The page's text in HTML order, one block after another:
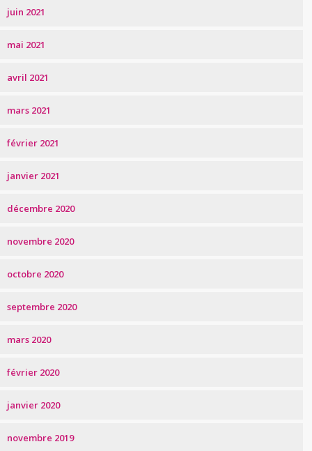
juin 2021
mai 2021
avril 2021
mars 2021
février 2021
janvier 2021
décembre 2020
novembre 2020
octobre 2020
septembre 2020
mars 2020
février 2020
janvier 2020
novembre 2019